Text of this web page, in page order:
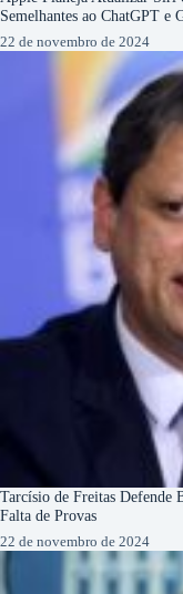
Semelhantes ao ChatGPT e
22 de novembro de 2024
Tarcísio de Freitas Defende
Falta de Provas
22 de novembro de 2024